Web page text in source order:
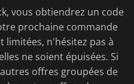
vous obtiendrez un code
prochaine commande
limitées, n'hésitez pas à
ne soient épuisées. Si
offres groupées de